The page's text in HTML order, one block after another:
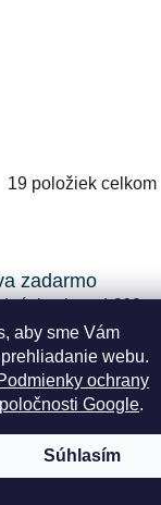
aby sme Vám
webu.
ochrany
Google.
Súhlasím
O
d
c
i
e
p
r
v
k
19položiek celkom
zadarmo
nad €60
na inteligentnú
riešenie pre
do 24h